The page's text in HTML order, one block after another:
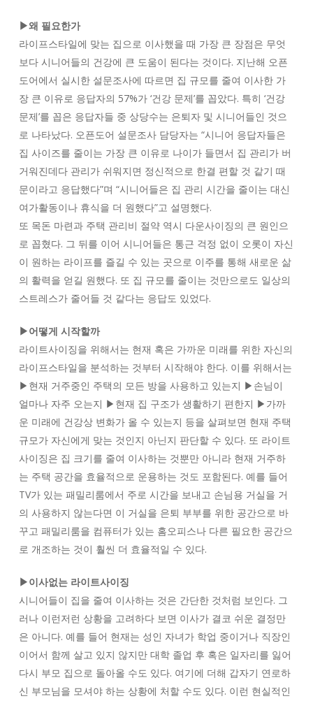
▶왜 필요한가
라이프스타일에 맞는 집으로 이사했을 때 가장 큰 장점은 무엇
보다 시니어들의 건강에 큰 도움이 된다는 것이다. 지난해 오픈
도어에서 실시한 설문조사에 따르면 집 규모를 줄여 이사한 가
장 큰 이유로 응답자의 57%가 ‘건강 문제’를 꼽았다. 특히 ‘건강
문제’를 꼽은 응답자들 중 상당수는 은퇴자 및 시니어들인 것으
로 나타났다. 오픈도어 설문조사 담당자는 “시니어 응답자들은
집 사이즈를 줄이는 가장 큰 이유로 나이가 들면서 집 관리가 버
거워진데다 관리가 쉬워지면 정신적으로 한결 편할 것 같기 때
문이라고 응답했다”며 “시니어들은 집 관리 시간을 줄이는 대신
여가활동이나 휴식을 더 원했다”고 설명했다.
또 목돈 마련과 주택 관리비 절약 역시 다운사이징의 큰 원인으
로 꼽혔다. 그 뒤를 이어 시니어들은 통근 걱정 없이 오롯이 자신
이 원하는 라이프를 즐길 수 있는 곳으로 이주를 통해 새로운 삶
의 활력을 얻길 원했다. 또 집 규모를 줄이는 것만으로도 일상의
스트레스가 줄어들 것 같다는 응답도 있었다.
▶어떻게 시작할까
라이트사이징을 위해서는 현재 혹은 가까운 미래를 위한 자신의
라이프스타일을 분석하는 것부터 시작해야 한다. 이를 위해서는
▶현재 거주중인 주택의 모든 방을 사용하고 있는지 ▶손님이
얼마나 자주 오는지 ▶현재 집 구조가 생활하기 편한지 ▶가까
운 미래에 건강상 변화가 올 수 있는지 등을 살펴보면 현재 주택
규모가 자신에게 맞는 것인지 아닌지 판단할 수 있다. 또 라이트
사이징은 집 크기를 줄여 이사하는 것뿐만 아니라 현재 거주하
는 주택 공간을 효율적으로 운용하는 것도 포함된다. 예를 들어
TV가 있는 패밀리룸에서 주로 시간을 보내고 손님용 거실을 거
의 사용하지 않는다면 이 거실을 은퇴 부부를 위한 공간으로 바
꾸고 패밀리룸을 컴퓨터가 있는 홈오피스나 다른 필요한 공간으
로 개조하는 것이 훨씬 더 효율적일 수 있다.
▶이사없는 라이트사이징
시니어들이 집을 줄여 이사하는 것은 간단한 것처럼 보인다. 그
러나 이런저런 상황을 고려하다 보면 이사가 결코 쉬운 결정만
은 아니다. 예를 들어 현재는 성인 자녀가 학업 중이거나 직장인
이어서 함께 살고 있지 않지만 대학 졸업 후 혹은 일자리를 잃어
다시 부모 집으로 돌아올 수도 있다. 여기에 더해 갑자기 연로하
신 부모님을 모셔야 하는 상황에 처할 수도 있다. 이런 현실적인